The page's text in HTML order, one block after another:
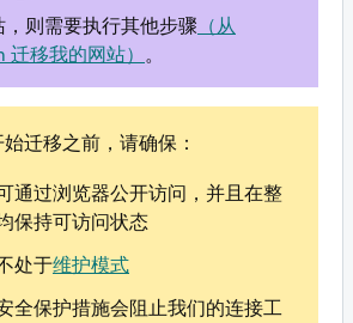
，则需要执行其他步骤 （从
迁移我的网站）
迁移之前，请确保：
通过浏览器公开访问，并且在整
保持可访问状态
处于维护模式
全保护措施会阻止我们的连接工